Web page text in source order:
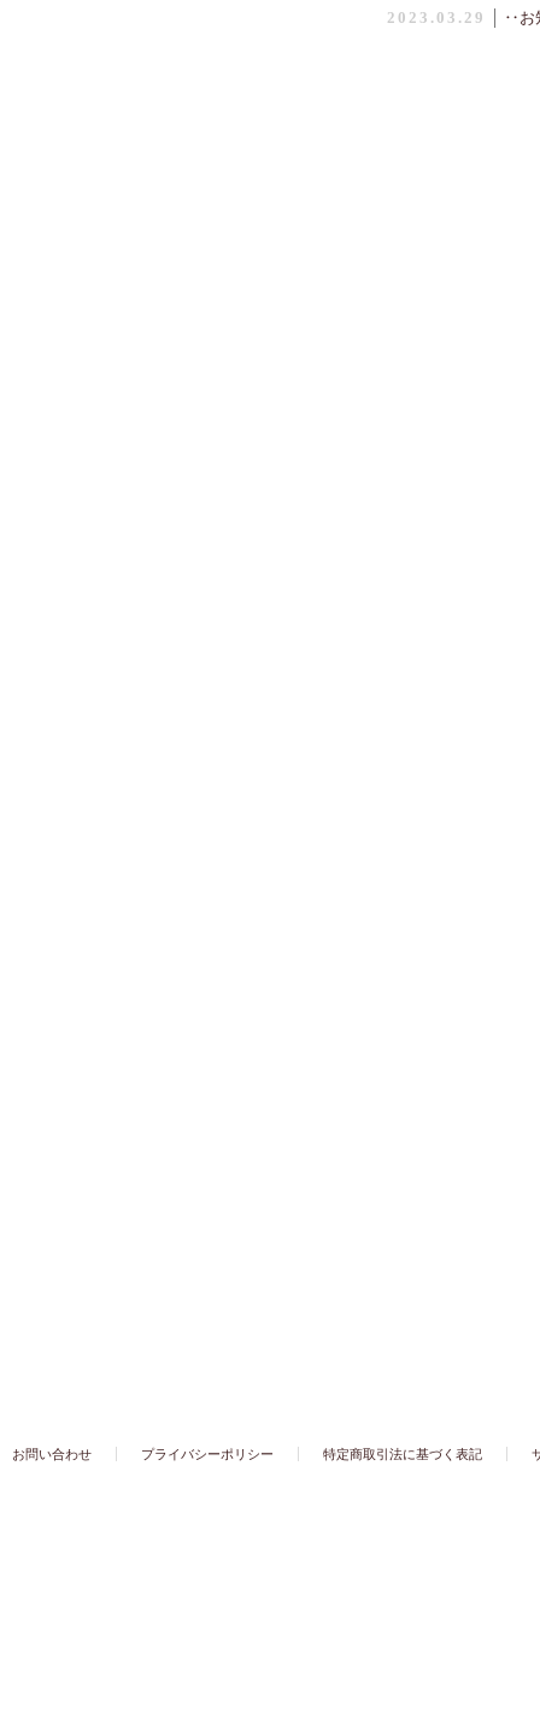
2023.03.29 ‥お
お問い合わせ プライバシーポリシー 特定商取引法に基づく表記